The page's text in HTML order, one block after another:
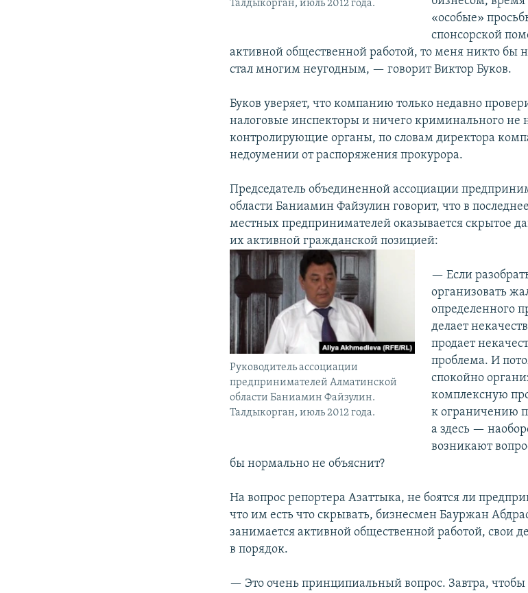
Талдыкорган, июль 2012 года.
«особые»
спонсорской
активной общественной работой, то меня никто бы
стал многим неугодным, — говорит Виктор Буков.
Буков уверяет, что компанию только недавно
налоговые инспекторы и ничего криминального
контролирующие органы, по словам директора
недоумении от распоряжения прокурора.
Председатель объединенной ассоциации
области Баниамин Файзулин говорит, что в
местных предпринимателей оказывается скрытое
их активной гражданской позицией:
Руководитель ассоциации
предпринимателей Алматинской
области Баниамин Файзулин.
Талдыкорган, июль 2012 года.
— Если
организовать
определенного
делает
продает
проблема. И
спокойно
комплексную
к ограничению
а здесь —
возникают
бы нормально не объяснит?
На вопрос репортера Азаттыка, не боятся ли
что им есть что скрывать, бизнесмен Бауржан
занимается активной общественной работой, свои
в порядок.
— Это очень принципиальный вопрос. Завтра,